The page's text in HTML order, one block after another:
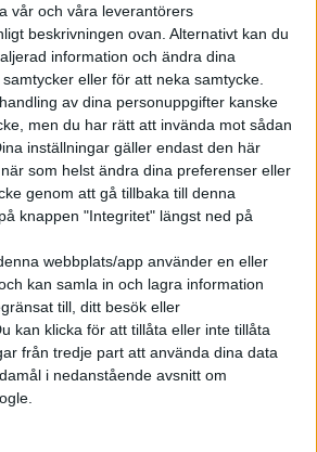
vår och våra leverantörers
beskrivningen ovan. Alternativt kan du
information och ändra dina
eller för att neka samtycke.
av dina personuppgifter kanske
men du har rätt att invända mot sådan
inställningar gäller endast den här
som helst ändra dina preferenser eller
genom att gå tillbaka till denna
knappen "Integritet" längst ned på
webbplats/app använder en eller
kan samla in och lagra information
till, ditt besök eller
kan klicka för att tillåta eller inte tillåta
från tredje part att använda dina data
i nedanstående avsnitt om
borde skrotas direkt
nya eldrivna volymmodell EX50
elbilar till del av energisystemet
av ID. Polo
Prenumerera